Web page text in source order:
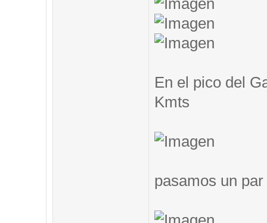
En el pico del
Kmts
pasamos un